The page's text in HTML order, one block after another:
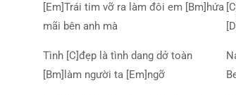
[Em]Trái tim vỡ ra làm đôi em [Bm]hứa
mãi bên anh mà
Tình [C]đẹp là tình dang dở toàn
[Bm]làm người ta [Em]ngỡ